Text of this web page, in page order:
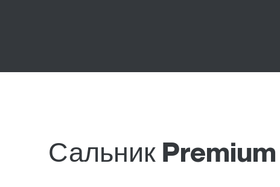
Сальник